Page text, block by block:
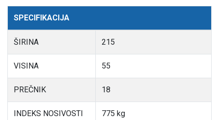
SPECIFIKACIJA
ŠIRINA 215
VISINA 55
PREČNIK 18
INDEKS NOSIVOSTI 775 kg